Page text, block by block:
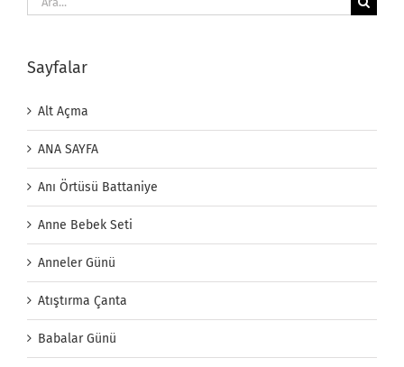
Sayfalar
Alt Açma
ANA SAYFA
Anı Örtüsü Battaniye
Anne Bebek Seti
Anneler Günü
Atıştırma Çanta
Babalar Günü